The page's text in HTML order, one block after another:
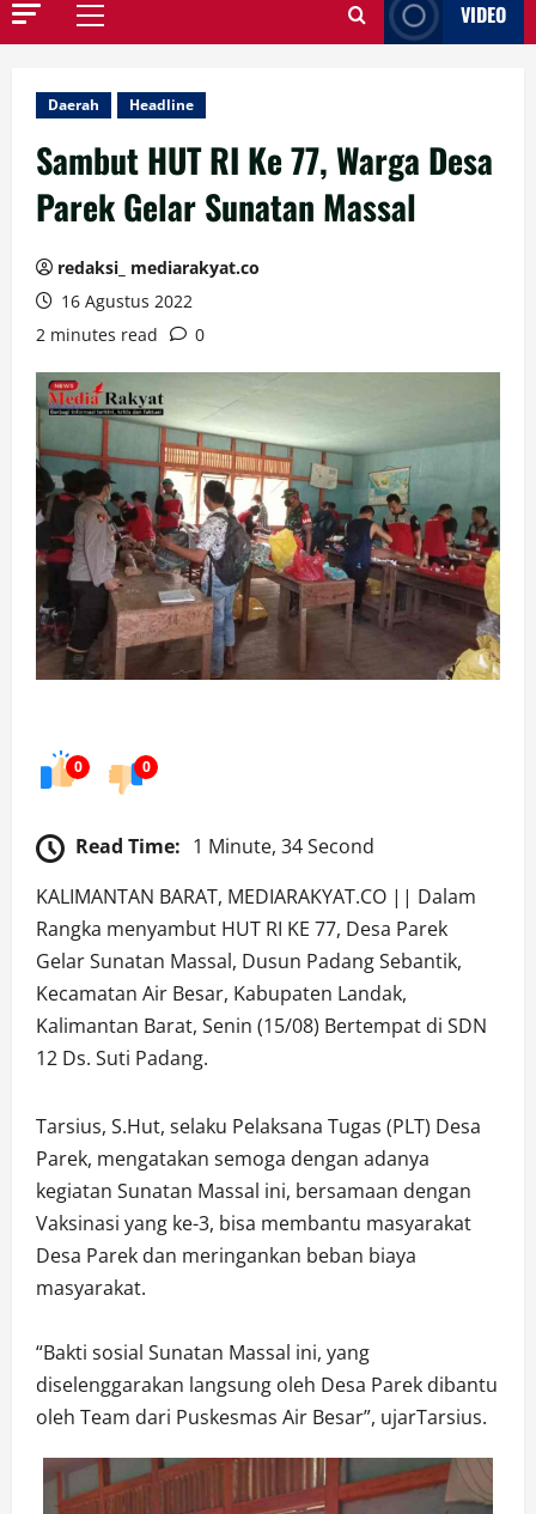
Primary
VIDEO
Daerah Headline
Sambut HUT RI Ke 77, Warga Desa
Parek Gelar Sunatan Massal
redaksi_ mediarakyat.co
16 Agustus 2022
2 minutes read
0
0 0
Read Time: 1 Minute, 34 Second
KALIMANTAN BARAT, MEDIARAKYAT.CO || Dalam
Rangka menyambut HUT RI KE 77, Desa Parek
Gelar Sunatan Massal, Dusun Padang Sebantik,
Kecamatan Air Besar, Kabupaten Landak,
Kalimantan Barat, Senin (15/08) Bertempat di SDN
12 Ds. Suti Padang.
Tarsius, S.Hut, selaku Pelaksana Tugas (PLT) Desa
Parek, mengatakan semoga dengan adanya
kegiatan Sunatan Massal ini, bersamaan dengan
Vaksinasi yang ke-3, bisa membantu masyarakat
Desa Parek dan meringankan beban biaya
masyarakat.
“Bakti sosial Sunatan Massal ini, yang
diselenggarakan langsung oleh Desa Parek dibantu
oleh Team dari Puskesmas Air Besar”, ujarTarsius.